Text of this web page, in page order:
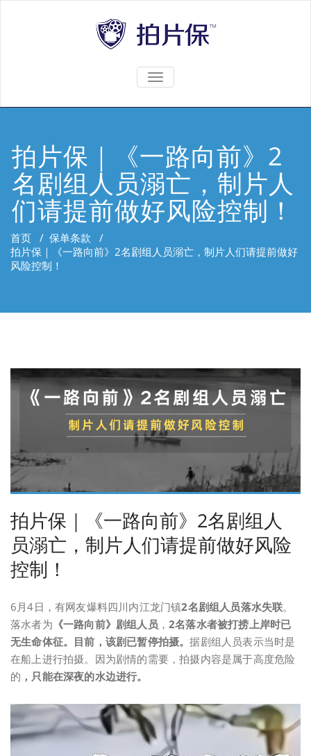
TOGGLE
拍片保｜《一路向前》2
名剧组人员溺亡，制片人
们请提前做好风险控制！
首页 / 保单条款 /
拍片保｜《一路向前》2名剧组人员溺亡，制片人们请提前做好
风险控制！
拍片保｜《一路向前》2名剧组人
员溺亡，制片人们请提前做好风险
控制！
6月4日，有网友爆料四川内江龙门镇2名剧组人员落水失联。
落水者为 《一路向前》剧组人员 ，2名落水者被打捞上岸时已
无生命体征。目前，该剧已暂停拍摄。据剧组人员表示当时是
在船上进行拍摄。因为剧情的需要，拍摄内容是属于高度危险
的 ，只能在深夜的水边进行。